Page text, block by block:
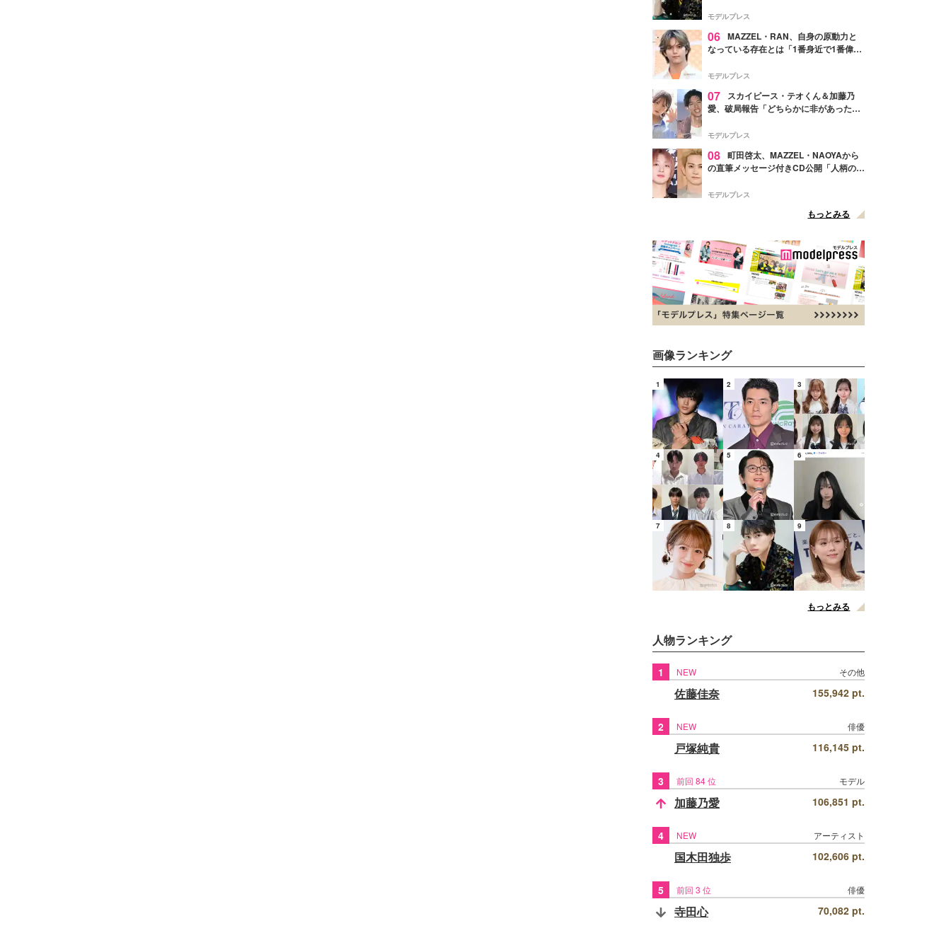
す」【全文】
モデルプレス
06 MAZZEL・RAN、自身の原動力と
なっている存在とは「1番身近で1番偉大
モデルプレス
07
スカイピース・テオくん＆加藤乃
愛、破局報告「どちらかに非があったわ
モデルプレス
08 町田啓太、MAZZEL・NAOYAから
の直筆メッセージ付きCD公開「人柄の良
モデルプレス
もっとみる
画像ランキング
1 2 3
4 5 6
7 8 9
もっとみる
人物ランキング
1 NEW その他
佐藤佳奈 155,942 pt.
2 NEW 俳優
戸塚純貴 116,145 pt.
3 前回 84 位 モデル
加藤乃愛 106,851 pt.
4 NEW アーティスト
国木田独歩 102,606 pt.
5 前回 3 位 俳優
寺田心 70,082 pt.